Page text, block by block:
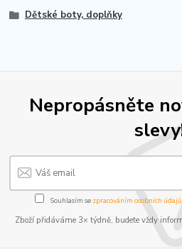
Dětské boty, doplňky
Nepropásněte
Souhlasím se zpracováním osobních údajů
Zboží přidáváme 3× týdně, budete vždy